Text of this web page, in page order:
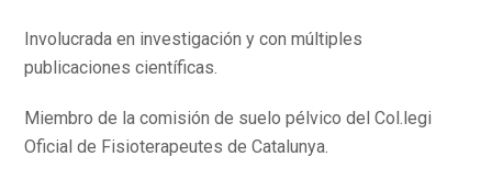
Involucrada en investigación y con múltiples
publicaciones científicas.
Miembro de la comisión de suelo pélvico del Col.legi
Oficial de Fisioterapeutes de Catalunya.